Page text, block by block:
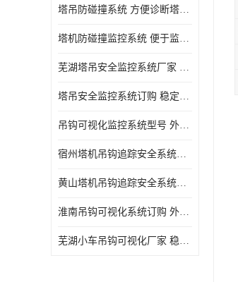
塔吊防碰撞系统 方便诊断塔机状态 自动变焦智能化跟踪
塔机防碰撞监控系统 便于监督和管理 主要应用于塔机的实时监控
芜湖塔吊安全监控系统厂家 外观简洁大方 减少盲吊引发的事故
塔吊安全监控系统订购 稳定性高 结构清晰稳定
吊钩可视化监控系统型号 外观简洁大方 信号稳定 抗干扰性强
宿州塔机吊钩追踪安全系统厂家 提高工作效率 结构清晰稳定
黄山塔机吊钩追踪安全系统价格 可远程查看 减少盲吊引发的事故
淮南吊钩可视化系统订购 外观简洁大方 体积小 占用空间小
芜湖小车吊钩可视化厂家 稳定性高 可视吊装 降低盲吊风险